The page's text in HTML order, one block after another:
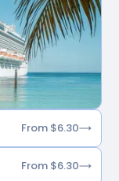
From $6.30
From $6.30